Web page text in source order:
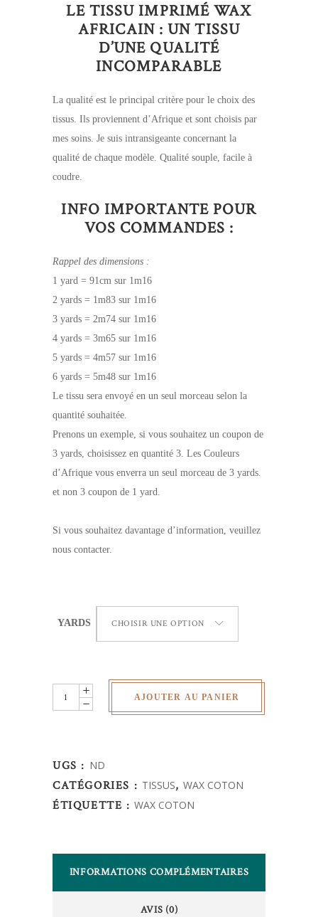
LE TISSU IMPRIMÉ WAX
AFRICAIN : UN TISSU
D’UNE QUALITÉ
INCOMPARABLE
La qualité est le principal critère pour le choix des
tissus. Ils proviennent d’Afrique et sont choisis par
mes soins. Je suis intransigeante concernant la
qualité de chaque modèle. Qualité souple, facile à
coudre.
INFO IMPORTANTE POUR
VOS COMMANDES :
Rappel des dimensions :
1 yard = 91cm sur 1m16
2 yards = 1m83 sur 1m16
3 yards = 2m74 sur 1m16
4 yards = 3m65 sur 1m16
5 yards = 4m57 sur 1m16
6 yards = 5m48 sur 1m16
Le tissu sera envoyé en un seul morceau selon la
quantité souhaitée.
Prenons un exemple, si vous souhaitez un coupon de
3 yards, choisissez en quantité 3. Les Couleurs
d’Afrique vous enverra un seul morceau de 3 yards.
et non 3 coupon de 1 yard.
Si vous souhaitez davantage d’information, veuillez
nous contacter.
YARDS CHOISIR UNE OPTION
Wax
Africain
AJOUTER AU PANIER
UGS : ND
CATÉGORIES : TISSUS,WAX COTON
ÉTIQUETTE :WAX COTON
INFORMATIONS COMPLÉMENTAIRES
AVIS (0)